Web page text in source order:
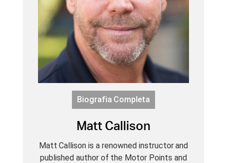
Biografia Completa
Matt Callison
Matt Callison is a renowned instructor and
published author of the Motor Points and